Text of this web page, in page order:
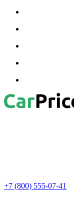
+7 (800) 555-07-41